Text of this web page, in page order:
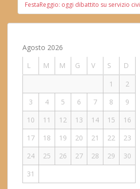
FestaReggio: oggi dibattito su servizio
Agosto 2026
L
M M G V S
D
1
2
3
4 5 6 7 8
9
10
11 12 13 14 15
16
17
18 19 20 21 22
23
24
25 26 27 28 29
30
31